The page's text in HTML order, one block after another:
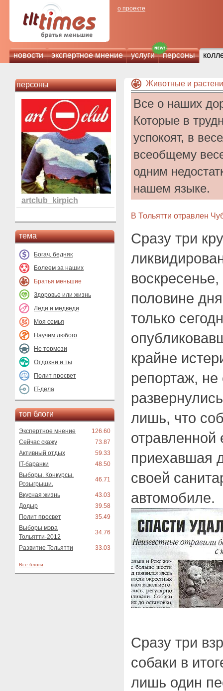
о проекте
новости экспертное мнение услуги персоны
персоны
artclub_kirpich
тема
Богач, бедняк
Болеем за наших
Братья меньшие
Здоровье или жизнь
Леди и медведи
Моя семья
Научим любого
Не тормози
Отдохни и ты
Полит просвет
IT-дела
топ блоги
Экспертное мнение
126.60
Сейчас скажу
73.87
Активный отдых
59.33
IT-баранки
48.50
Выборы. Конкурсы.
Розыгрыши.
46.71
Вкусная жизнь
43.03
Додыр
39.58
Полит просвет
35.49
Выборы мэра
Тольятти-2012
34.76
Развитие Тольятти 33.03
Все блоги
Животные и
Все о наших
Которые в
успокоят, в
всеобщему
одним
нашем языке.
В Тольятти отравлен
Сразу три
половине
только
крайне
репортаж,
лишь, что
приехавшая
своей
автомобиле.
Сразу три
собаки в
лишь один